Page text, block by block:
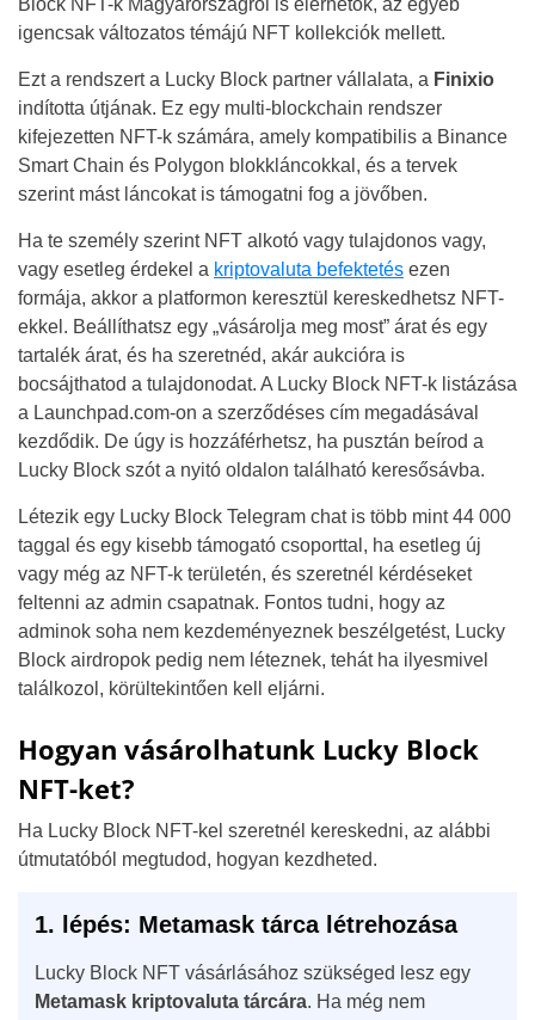
Block NFT-k Magyarországról is elérhetők, az egyéb
igencsak változatos témájú NFT kollekciók mellett.
Ezt a rendszert a Lucky Block partner vállalata, a Finixio
indította útjának. Ez egy multi-blockchain rendszer
kifejezetten NFT-k számára, amely kompatibilis a Binance
Smart Chain és Polygon blokkláncokkal, és a tervek
szerint mást láncokat is támogatni fog a jövőben.
Ha te személy szerint NFT alkotó vagy tulajdonos vagy,
vagy esetleg érdekel a kriptovaluta befektetés ezen
formája, akkor a platformon keresztül kereskedhetsz NFT-
ekkel. Beállíthatsz egy „vásárolja meg most” árat és egy
tartalék árat, és ha szeretnéd, akár aukcióra is
bocsájthatod a tulajdonodat. A Lucky Block NFT-k listázása
a Launchpad.com-on a szerződéses cím megadásával
kezdődik. De úgy is hozzáférhetsz, ha pusztán beírod a
Lucky Block szót a nyitó oldalon található keresősávba.
Létezik egy Lucky Block Telegram chat is több mint 44 000
taggal és egy kisebb támogató csoporttal, ha esetleg új
vagy még az NFT-k területén, és szeretnél kérdéseket
feltenni az admin csapatnak. Fontos tudni, hogy az
adminok soha nem kezdeményeznek beszélgetést, Lucky
Block airdropok pedig nem léteznek, tehát ha ilyesmivel
találkozol, körültekintően kell eljárni.
Hogyan vásárolhatunk Lucky Block
NFT-ket?
Ha Lucky Block NFT-kel szeretnél kereskedni, az alábbi
útmutatóból megtudod, hogyan kezdheted.
1. lépés: Metamask tárca létrehozása
Lucky Block NFT vásárlásához szükséged lesz egy
Metamask kriptovaluta tárcára. Ha még nem